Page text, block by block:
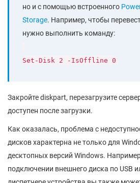
но и с помощью встроенного
Storage. Например, чтобы
нужно выполнить команду:
Set-Disk 2 -IsOffline 0
Закройте diskpart, перезагрузите
доступен после загрузки.
Как оказалась, проблема с
дисков характерна не только для
десктопных версий Windows.
подключении внешнего диска по USB